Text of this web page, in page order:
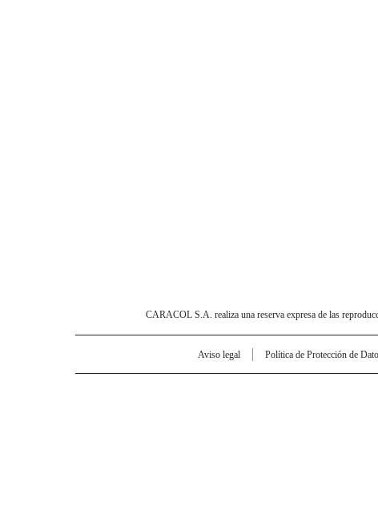
CARACOL S.A. realiza una reserva expresa de las
Aviso legal Política de Protección de